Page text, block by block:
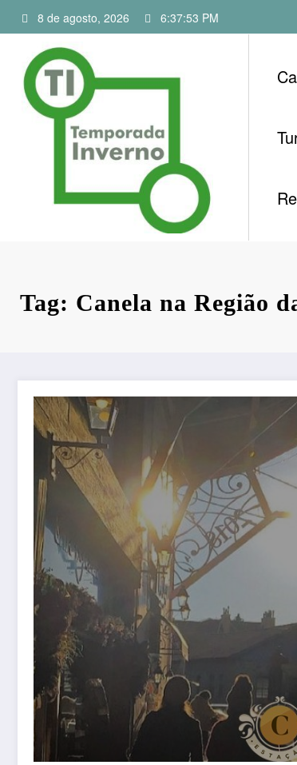
para
conteúdo
8 de agosto, 2026 6:37:54 PM
Tag: Canela na Região